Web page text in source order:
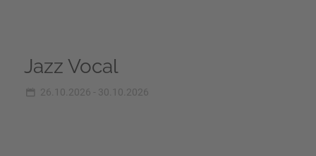
Jazz Vocal
26.10.2026 - 30.10.2026